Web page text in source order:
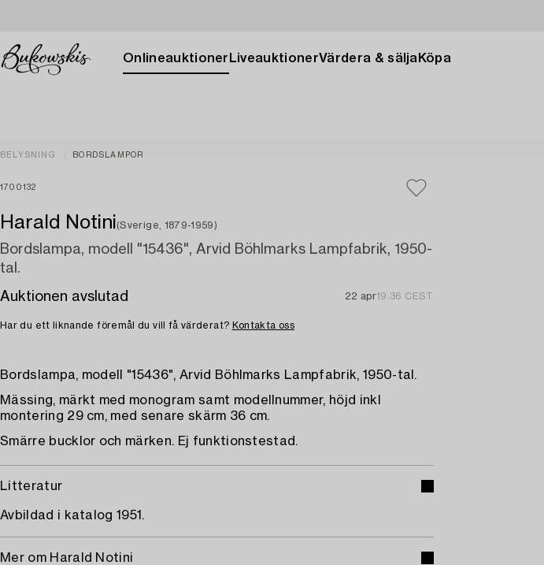
Onlineauktioner LiveauktionerVärdera & sälja Köpa
BELYSNING BORDSLAMPOR
1700132
Harald Notini(Sverige, 1879-1959)
Bordslampa, modell "15436", Arvid Böhlmarks Lampfabrik, 1950-
tal.
Auktionen avslutad
22 apr19:36 CEST
Har du ett liknande föremål du vill få värderat? Kontakta oss
Bordslampa, modell "15436", Arvid Böhlmarks Lampfabrik, 1950-tal.
Mässing, märkt med monogram samt modellnummer, höjd inkl
montering 29 cm, med senare skärm 36 cm.
Smärre bucklor och märken. Ej funktionstestad.
Litteratur
Avbildad i katalog 1951.
Mer om Harald Notini